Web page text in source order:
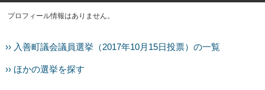
プロフィール情報はありません。
›› 入善町議会議員選挙（2017年10月15日投票）の一覧
›› ほかの選挙を探す